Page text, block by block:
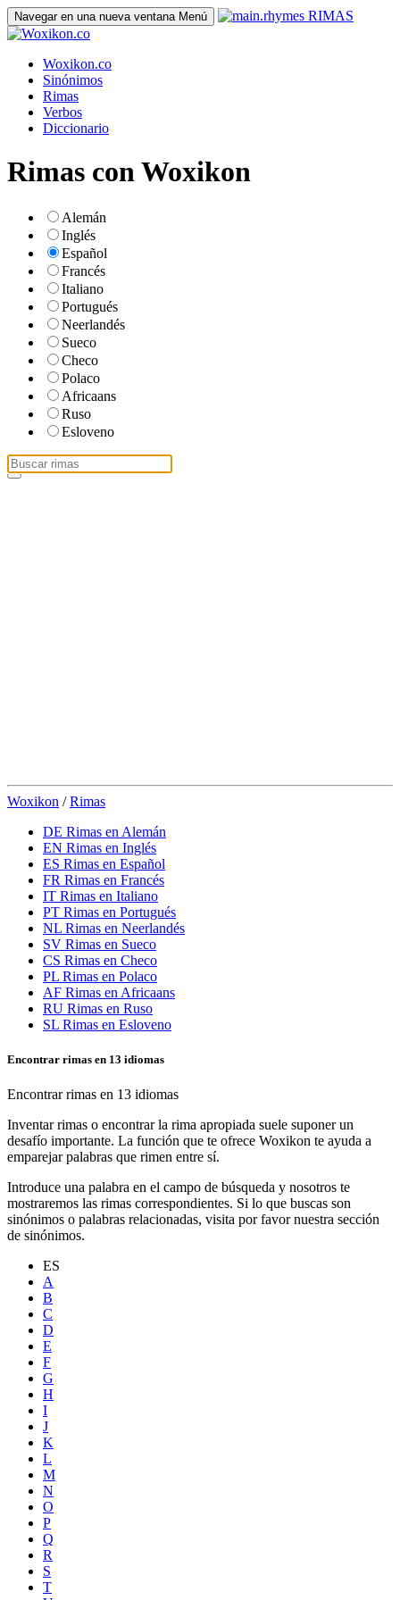
Navegar en una nueva ventana Menú RIMAS
Woxikon.co
Sinónimos
Rimas
Verbos
Diccionario
Rimas con Woxikon
Alemán
Inglés
Español
Francés
Italiano
Portugués
Neerlandés
Sueco
Checo
Polaco
Africaans
Ruso
Esloveno
Woxikon /Rimas
DE Rimas en Alemán
EN Rimas en Inglés
ES Rimas en Español
FR Rimas en Francés
IT Rimas en Italiano
PT Rimas en Portugués
NL Rimas en Neerlandés
SV Rimas en Sueco
CS Rimas en Checo
PL Rimas en Polaco
AF Rimas en Africaans
RU Rimas en Ruso
SL Rimas en Esloveno
Encontrar rimas en 13 idiomas
Encontrar rimas en 13 idiomas
Inventar rimas o encontrar la rima apropiada suele suponer un
desafío importante. La función que te ofrece Woxikon te ayuda a
emparejar palabras que rimen entre sí.
Introduce una palabra en el campo de búsqueda y nosotros te
mostraremos las rimas correspondientes. Si lo que buscas son
sinónimos o palabras relacionadas, visita por favor nuestra sección
de sinónimos.
ES
A
B
C
D
E
F
G
H
I
J
K
L
M
N
O
P
Q
R
S
T